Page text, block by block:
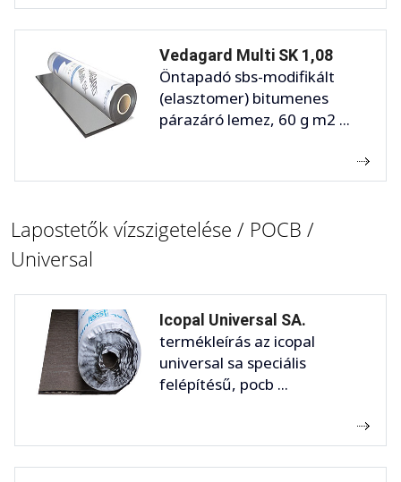
Vedagard Multi SK 1,08
Öntapadó sbs-modifikált
(elasztomer) bitumenes
párazáró lemez, 60 g m2 ...
Lapostetők vízszigetelése / POCB /
Universal
Icopal Universal SA.
termékleírás az icopal
universal sa speciális
felépítésű, pocb ...